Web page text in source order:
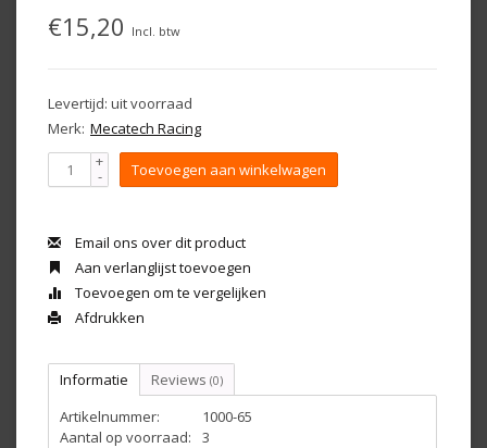
€15,20 Incl. btw
Levertijd: uit voorraad
Merk: Mecatech Racing
+
- Toevoegen aan winkelwagen
Email ons over dit product
Aan verlanglijst toevoegen
Toevoegen om te vergelijken
Afdrukken
Informatie Reviews (0)
Artikelnummer:
1000-65
Aantal op voorraad:
3